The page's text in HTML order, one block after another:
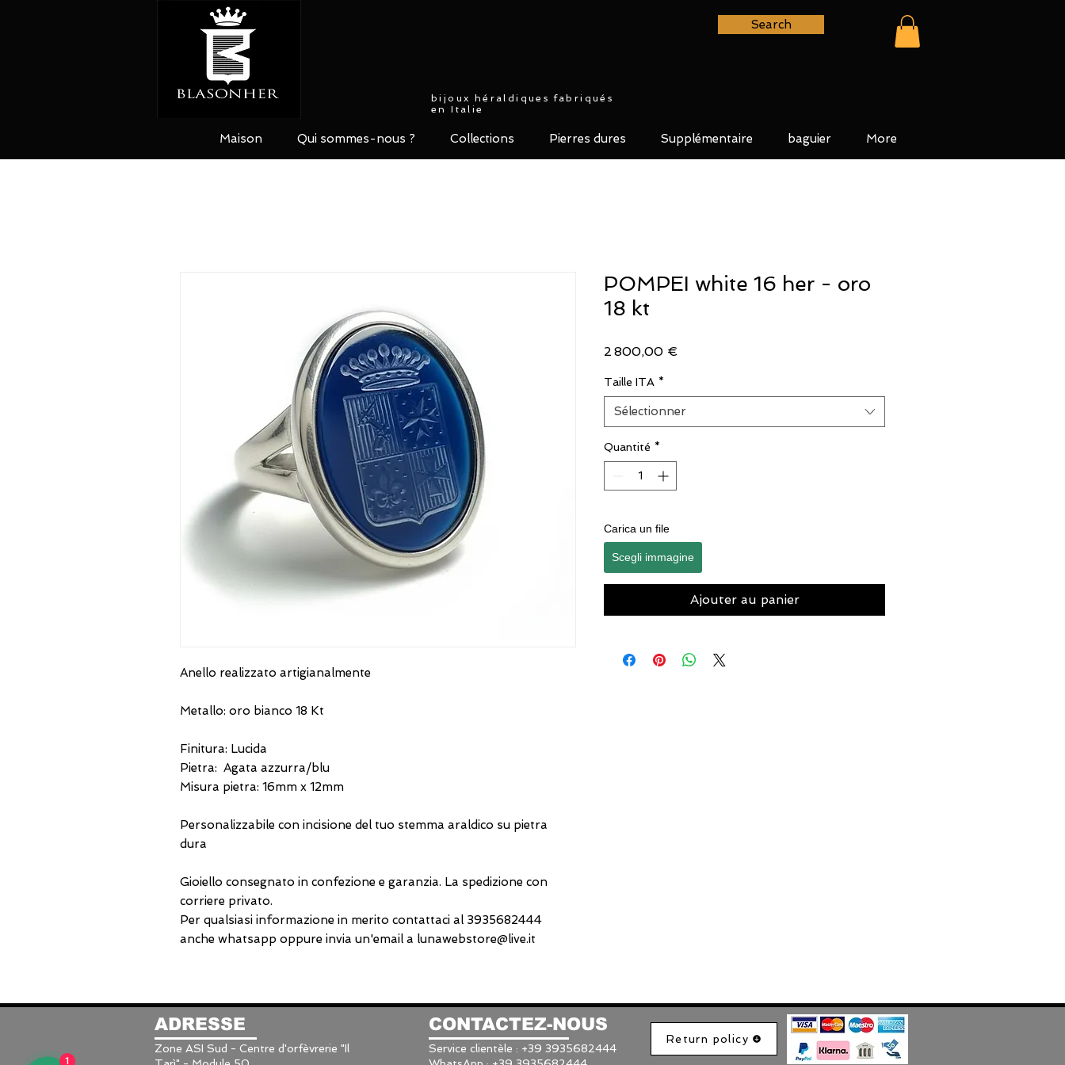
Search
Maison Qui sommes-nous ? Collections Pierres dures Supplémentaire baguier More
Anello realizzato artigianalmente
Metallo: oro bianco 18 Kt
Finitura: Lucida
Pietra: Agata azzurra/blu
Misura pietra: 16mm x 12mm
Personalizzabile con incisione del tuo stemma araldico su pietra
dura
Gioiello consegnato in confezione e garanzia. La spedizione con
corriere privato.
Per qualsiasi informazione in merito contattaci al 3935682444
anche whatsapp oppure invia un'email a lunawebstore@live.it
POMPEI white 16 her - oro
18 kt
2 800,00 €
Taille ITA *
Sélectionner
Quantité *
Carica un file
Scegli immagine
Ajouter au panier
bijoux héraldiques fabriqués
en Italie
ADRESSE
Zone ASI Sud - Centre d'orfèvrerie "Il
CONTACTEZ-NOUS
Service clientèle : +39 3935682444
Return policy
1